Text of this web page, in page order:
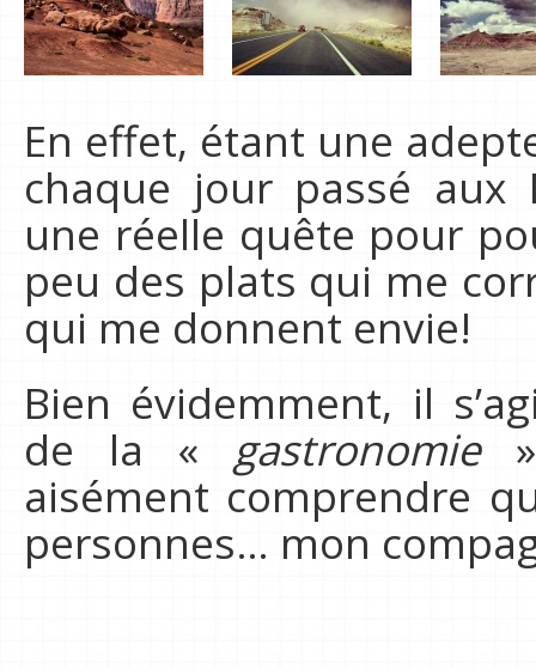
En effet, étant une
chaque jour passé aux
une réelle quête pour
peu des plats qui me
qui me donnent envie!
Bien évidemment, il
de la « gastronomie»
aisément comprendre
personnes… mon